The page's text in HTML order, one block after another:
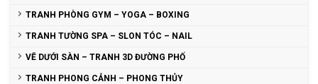
TRANH PHÒNG GYM – YOGA – BOXING
TRANH TƯỜNG SPA – SLON TÓC – NAIL
VẼ DƯỚI SÀN – TRANH 3D ĐƯỜNG PHỐ
TRANH PHONG CẢNH – PHONG THỦY